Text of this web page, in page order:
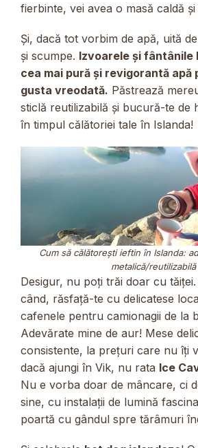
fierbinte, vei avea o masă caldă
Și, dacă tot vorbim de apă, uită
și scumpe. Izvoarele și fântânile
cea mai pură și revigorantă apă
gusta vreodată. Păstrează
sticlă reutilizabilă și bucură-te de
în timpul călătoriei tale în Islanda!
Cum să călătorești ieftin în Islanda:
metalică/reutilizabilă
Desigur, nu poți trăi doar cu
când, răsfață-te cu delicatese
cafenele pentru camionagii de la
Adevărate mine de aur! Mese
consistente, la prețuri care nu îți
dacă ajungi în Vik, nu rata Ice
Nu e vorba doar de mâncare, ci
sine, cu instalații de lumină
poartă cu gândul spre tărâmuri